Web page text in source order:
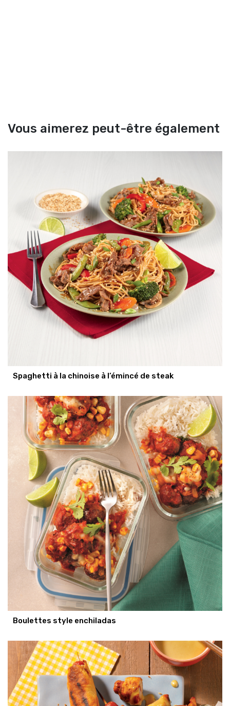
Vous aimerez peut-être également
Spaghetti à la chinoise à l’émincé de steak
Boulettes style enchiladas